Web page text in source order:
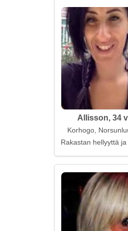
Allisson, 34
Korhogo,
Rakastan hellyyttä